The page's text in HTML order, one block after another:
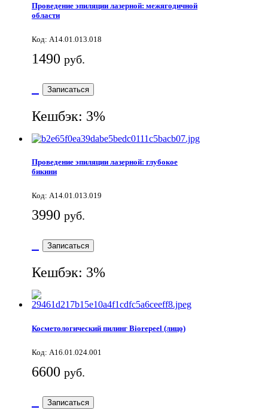
Проведение эпиляции лазерной: межягодичной
области
Код: A14.01.013.018
1490 руб.
Записаться
Кешбэк: 3%
Проведение эпиляции лазерной: глубокое
бикини
Код: А14.01.013.019
3990 руб.
Записаться
Кешбэк: 3%
Косметологический пилинг Biorepeel (лицо)
Код: А16.01.024.001
6600 руб.
Записаться